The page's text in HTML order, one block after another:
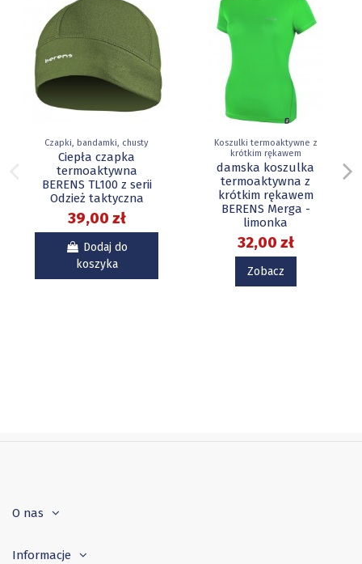
Czapki, bandamki, chusty
Ciepła czapka
termoaktywna
BERENS TL100 z serii
Odzież taktyczna
39,00 zł
Dodaj do
koszyka
Koszulki termoaktywne z
krótkim rękawem
damska koszulka
termoaktywna z
krótkim rękawem
BERENS Merga -
limonka
32,00 zł
Zobacz
O nas
Informacje